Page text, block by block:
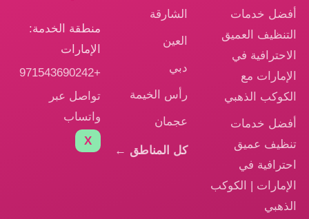
أفضل خدمات
التنظيف العميق
الاحترافية في
الإمارات مع
الكوكب الذهبي
أفضل خدمات
تنظيف عميق
احترافية في
الإمارات | الكوكب
الذهبي
الشارقة
العين
دبي
رأس الخيمة
عجمان
كل المناطق ←
منطقة الخدمة:
الإمارات
+971543690242
تواصل عبر
واتساب
X